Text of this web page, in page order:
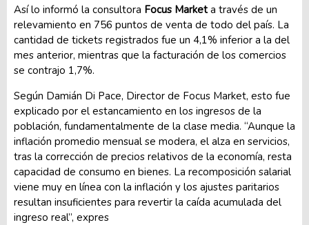
Así lo informó la consultora Focus Marketa través de un
relevamiento en 756 puntos de venta de todo del país. La
cantidad de tickets registrados fue un 4,1% inferior a la del
mes anterior, mientras que la facturación de los comercios
se contrajo 1,7%.
Según Damián Di Pace, Director de Focus Market, esto fue
explicado por el estancamiento en los ingresos de la
población, fundamentalmente de la clase media. “Aunque la
inflación promedio mensual se modera, el alza en servicios,
tras la corrección de precios relativos de la economía, resta
capacidad de consumo en bienes. La recomposición salarial
viene muy en línea con la inflación y los ajustes paritarios
resultan insuficientes para revertir la caída acumulada del
ingreso real”, expres